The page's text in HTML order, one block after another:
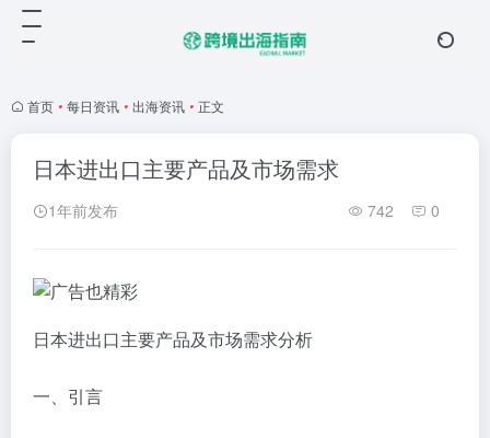
首页 • 每日资讯 • 出海资讯 • 正文
日本进出口主要产品及市场需求
1年前发布 742 0
日本进出口主要产品及市场需求分析
一、引言